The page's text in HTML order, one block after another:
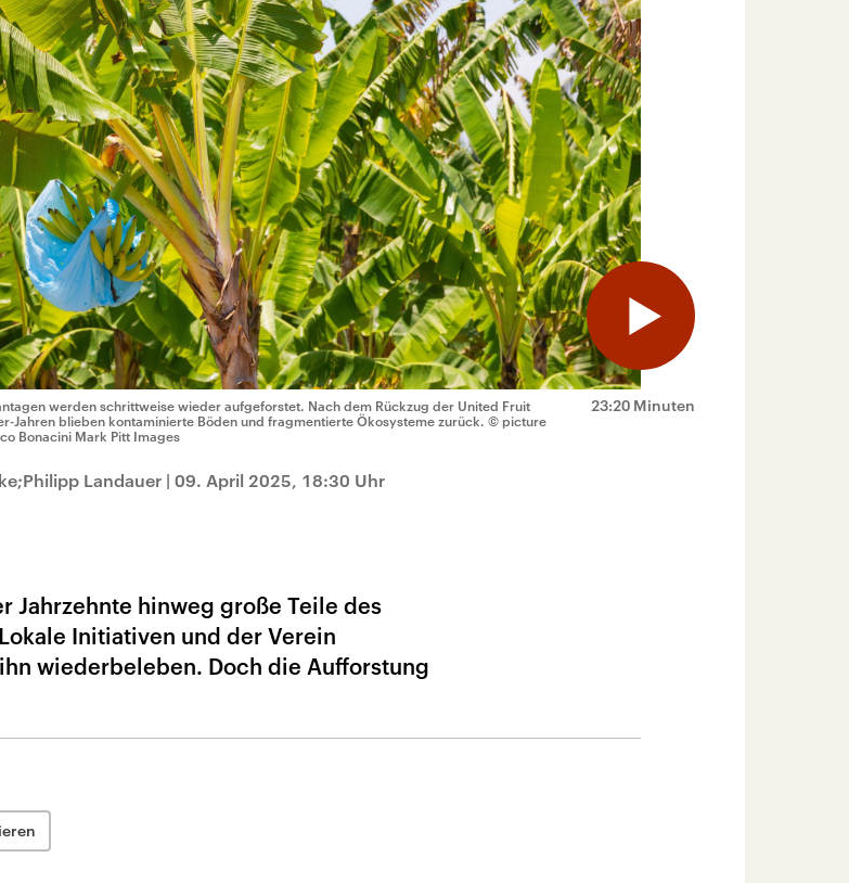
23:20 Minuten
werden schrittweise wieder aufgeforstet. Nach dem Rückzug der United Fruit
Jahren blieben kontaminierte Böden und fragmentierte Ökosysteme zurück. © picture
Bonacini Mark Pitt Images
Landauer | 09. April 2025, 18:30 Uhr
Jahrzehnte hinweg große Teile des
Initiativen und der Verein
wiederbeleben. Doch die Aufforstung